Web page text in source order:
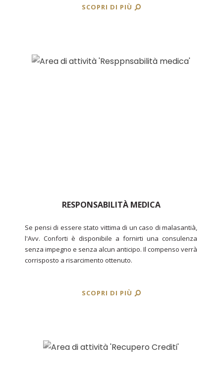
SCOPRI DI PIÙ
RESPONSABILITÀ MEDICA
Se pensi di essere stato vittima di un caso di malasantià,
l'Avv. Conforti è disponibile a fornirti una consulenza
senza impegno e senza alcun anticipo. Il compenso verrà
corrisposto a risarcimento ottenuto.
SCOPRI DI PIÙ